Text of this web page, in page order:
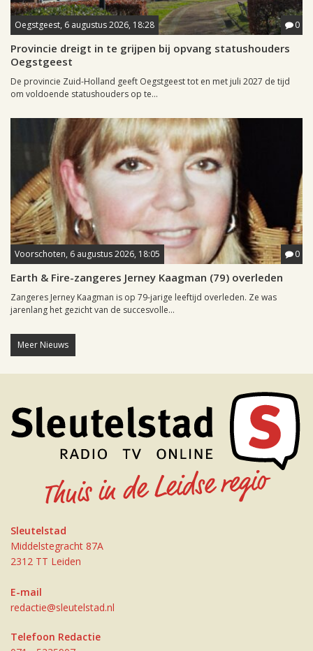
Oegstgeest, 6 augustus 2026, 18:28 0
Provincie dreigt in te grijpen bij opvang statushouders
Oegstgeest
De provincie Zuid-Holland geeft Oegstgeest tot en met juli 2027 de tijd
om voldoende statushouders op te...
Voorschoten, 6 augustus 2026, 18:05 0
Earth & Fire-zangeres Jerney Kaagman (79) overleden
Zangeres Jerney Kaagman is op 79-jarige leeftijd overleden. Ze was
jarenlang het gezicht van de succesvolle...
Meer Nieuws
Sleutelstad
Middelstegracht 87A
2312 TT Leiden
E-mail
redactie@sleutelstad.nl
Telefoon Redactie